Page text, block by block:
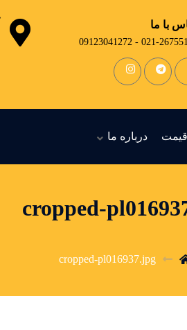
با ما
021-26755126 -
قیمت درباره ما
cropped-
cropped-pl016937.jpg